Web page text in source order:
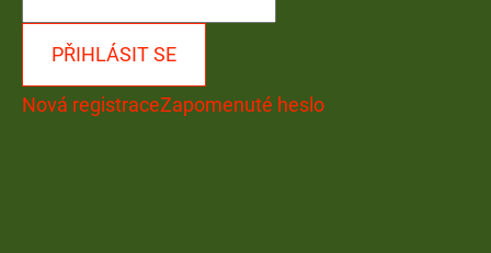
PŘIHLÁSIT SE
Nová registraceZapomenuté heslo